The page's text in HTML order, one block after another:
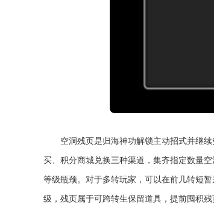
空洞残页是归海神功解锁主动招式并继
买、积分商城兑换三种渠道，集齐指定数量
等级瓶颈。对于多转玩家，可以在前几转短
级，残页属于可跨转生保留道具，提前囤积